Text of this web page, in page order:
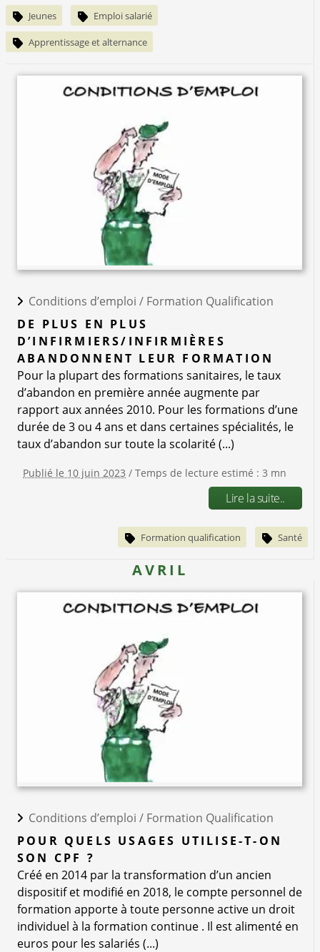
Jeunes Emploi salarié
Apprentissage et alternance
Conditions d’emploi / Formation Qualification
DE PLUS EN PLUS
D’INFIRMIERS/INFIRMIÈRES
ABANDONNENT LEUR FORMATION
Pour la plupart des formations sanitaires, le taux
d’abandon en première année augmente par
rapport aux années 2010. Pour les formations d’une
durée de 3 ou 4 ans et dans certaines spécialités, le
taux d’abandon sur toute la scolarité (...)
Publié le 10 juin 2023 / Temps de lecture estimé : 3 mn
Lire la suite..
Formation qualification Santé
AVRIL
Conditions d’emploi / Formation Qualification
POUR QUELS USAGES UTILISE-T-ON
SON CPF ?
Créé en 2014 par la transformation d’un ancien
dispositif et modifié en 2018, le compte personnel de
formation apporte à toute personne active un droit
individuel à la formation continue . Il est alimenté en
euros pour les salariés (...)